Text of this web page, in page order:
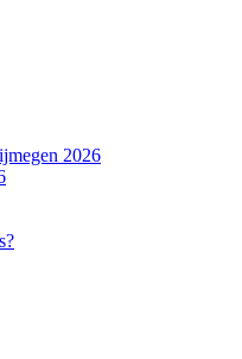
2026